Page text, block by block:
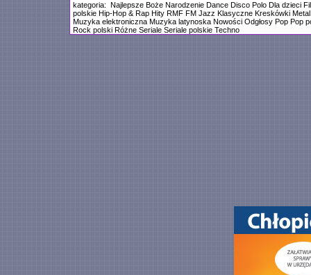
kategoria: Najlepsze Boże Narodzenie Dance Disco Polo Dla dzieci
polskie Hip-Hop & Rap Hity RMF FM Jazz Klasyczne Kreskówki Metal
Muzyka elektroniczna Muzyka latynoska Nowości Odgłosy Pop Pop
Rock polski Różne Seriale Seriale polskie Techno